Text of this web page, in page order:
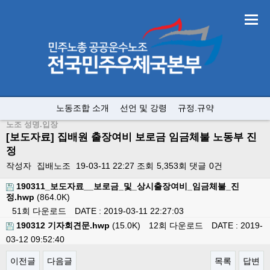
노동조합 소개 선언 및 강령 규정.규약
노조 성명.입장
[보도자료] 집배원 출장여비 보로금 임금체불 노동부 진
정
작성자 집배노조 19-03-11 22:27 조회 5,353회 댓글 0건
190311_보도자료__보로금_및_상시출장여비_임금체불_진
정.hwp (864.0K)
51회 다운로드
DATE : 2019-03-11 22:27:03
190312 기자회견문.hwp (15.0K) 12회 다운로드
DATE : 2019-
03-12 09:52:40
이전글 다음글 목록 답변